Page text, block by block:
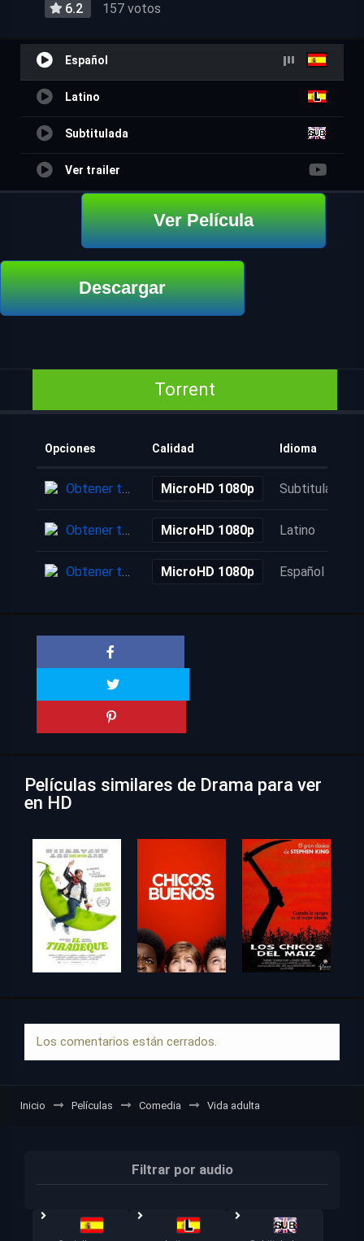
6.2 157 votos
Español
Latino
Subtitulada
Ver trailer
Ver Película
Descargar
Torrent
Opciones Calidad Idioma
Obtener torrent MicroHD 1080p Subtitulada
Obtener torrent MicroHD 1080p Latino
Obtener torrent MicroHD 1080p Español
Películas similares de Drama para ver
en HD
Los comentarios están cerrados.
Inicio Películas Comedia Vida adulta
Filtrar por audio